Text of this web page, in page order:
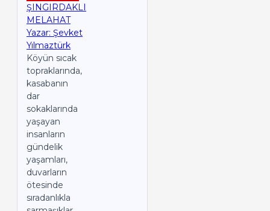
ŞINGIRDAKLI
MELAHAT
Yazar: Şevket
Yılmaztürk
Köyün sıcak
topraklarında,
kasabanın
dar
sokaklarında
yaşayan
insanların
gündelik
yaşamları,
duvarların
ötesinde
sıradanlıkla